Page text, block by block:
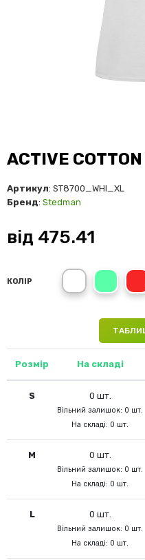
ACTIVE
Артикул: ST8700_WHI_XL
Бренд: Stedman
від 475.41
КОЛІР
White Kiwi Green
Розмір На складі
S 0 шт.
Вільний залишок: 0 шт.
На складі: 0 шт.
M 0 шт.
Вільний залишок: 0 шт.
На складі: 0 шт.
L 0 шт.
Вільний залишок: 0 шт.
На складі: 0 шт.